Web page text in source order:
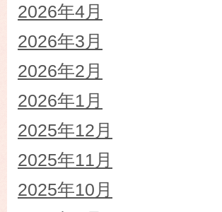
2026年4月
2026年3月
2026年2月
2026年1月
2025年12月
2025年11月
2025年10月